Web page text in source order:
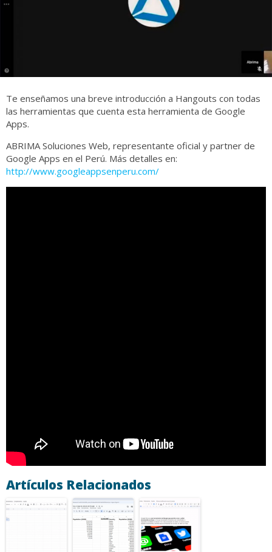
Te enseñamos una breve introducción a Hangouts con todas
las herramientas que cuenta esta herramienta de Google
Apps.
ABRIMA Soluciones Web, representante oficial y partner de
Google Apps en el Perú. Más detalles en:
http://www.googleappsenperu.com/
Artículos Relacionados